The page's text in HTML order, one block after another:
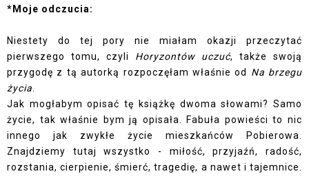
*Moje odczucia:
Niestety do tej pory nie miałam okazji przeczytać
pierwszego tomu, czyli Horyzontów uczuć, także swoją
przygodę z tą autorką rozpoczęłam właśnie od Na brzegu
życia
Jak mogłabym opisać tę książkę dwoma słowami? Samo
życie, tak właśnie bym ją opisała. Fabuła powieści to nic
innego jak zwykłe życie mieszkańców Pobierowa.
Znajdziemy tutaj wszystko - miłość, przyjaźń, radość,
rozstania, cierpienie, śmierć, tragedię, a nawet i tajemnice.